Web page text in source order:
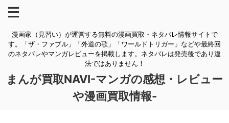
漫画家（見習い）が運営する無料の漫画買取・ネタバレ情報サイトで
す。「ザ・ファブル」「外道の歌」「ワールドトリガー」などや最終回
のネタバレやマンガレビューを掲載します。ネタバレは発売後であり違
法ではありません！
まんが買取NAVI-マンガの感想・レビュー
や漫画買取情報-